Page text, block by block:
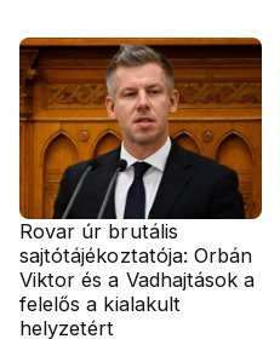
Rovar úr brutális
sajtótájékoztatója: Orbán
Viktor és a Vadhajtások a
felelős a kialakult
helyzetért